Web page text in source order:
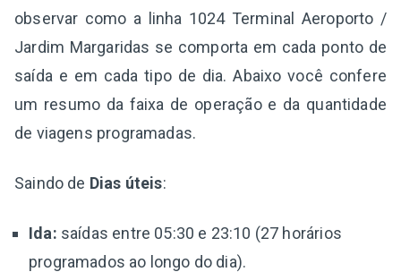
observar como a linha 1024 Terminal Aeroporto /
Jardim Margaridas se comporta em cada ponto de
saída e em cada tipo de dia. Abaixo você confere
um resumo da faixa de operação e da quantidade
de viagens programadas.
Saindo de Dias úteis:
Ida: saídas entre 05:30 e 23:10 (27 horários
programados ao longo do dia).